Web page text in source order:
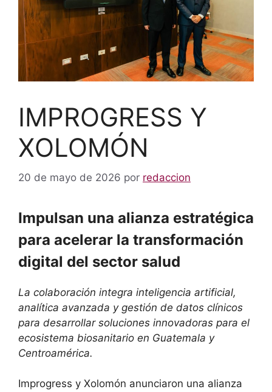
IMPROGRESS Y
XOLOMÓN
20 de mayo de 2026 por redaccion
Impulsan una alianza estratégica
para acelerar la transformación
digital del sector salud
La colaboración integra inteligencia artificial,
analítica avanzada y gestión de datos clínicos
para desarrollar soluciones innovadoras para el
ecosistema biosanitario en Guatemala y
Centroamérica.
Improgress y Xolomón anunciaron una alianza